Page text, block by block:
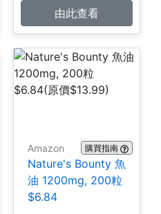
由此查看
Amazon 購買指南
Nature's Bounty 魚
油 1200mg, 200粒
$6.84